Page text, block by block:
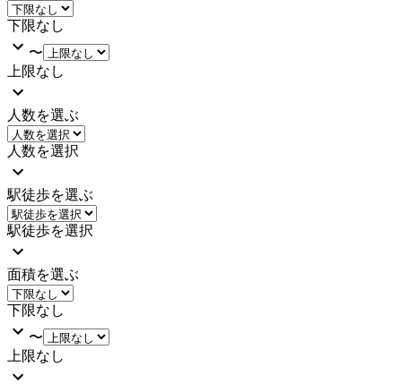
下限なし
〜
上限なし
人数を選ぶ
人数を選択
駅徒歩を選ぶ
駅徒歩を選択
面積を選ぶ
下限なし
〜
上限なし